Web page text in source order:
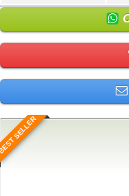
SELLER